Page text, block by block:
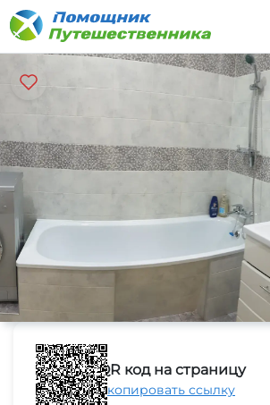
QR код на страницу
Скопировать ссылку